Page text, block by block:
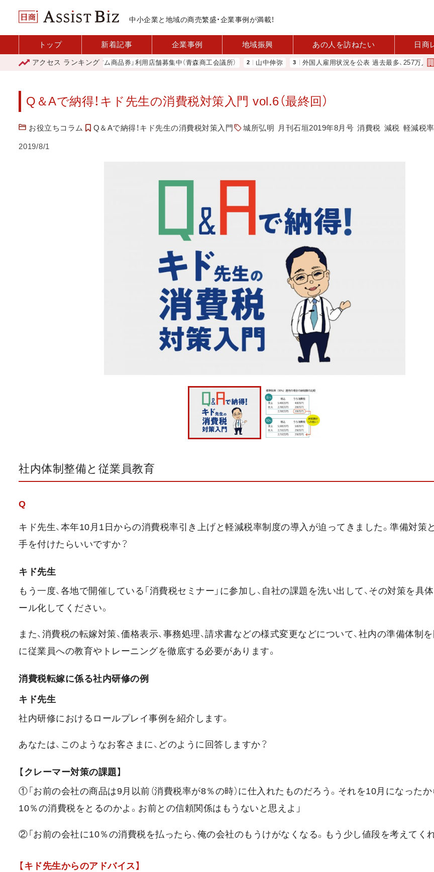
中小企業と地域の商売繁盛・企業事例が満載！
トップ 新着記事 企業事例 地域振興 あの人を訪ねたい 日商
アクセス ランキング
「青森市プレミアム商品券」利用店舗募集中（青森商工会議所） 山中伸弥 外国人雇用状況を公表 過去最多、257万人に 厚労省
Q＆Aで納得！キド先生の消費税対策入門 vol.6（最終回）
お役立ちコラム Q＆Aで納得！キド先生の消費税対策入門 城所弘明 月刊石垣2019年8月号 消費税 減税 軽減税率
2019/8/1
社内体制整備と従業員教育
Q
キド先生、本年10月1日からの消費税率引き上げと軽減税率制度の導入が迫ってきました。準備対策
手を付けたらいいですか？
キド先生
もう一度、各地で開催している「消費税セミナー」に参加し、自社の課題を洗い出して、その対策を具
ール化してください。
また、消費税の転嫁対策、価格表示、事務処理、請求書などの様式変更などについて、社内の準備体制
に従業員への教育やトレーニングを徹底する必要があります。
消費税転嫁に係る社内研修の例
キド先生
社内研修におけるロールプレイ事例を紹介します。
あなたは、このようなお客さまに、どのように回答しますか？
【クレーマー対策の課題】
①「お前の会社の商品は9月以前（消費税率が8％の時）に仕入れたものだろう。それを10月になったか
10％の消費税をとるのかよ。お前との信頼関係はもうないと思えよ」
②「お前の会社に10％の消費税を払ったら、俺の会社のもうけがなくなる。もう少し値段を考えてくれ
【キド先生からのアドバイス】